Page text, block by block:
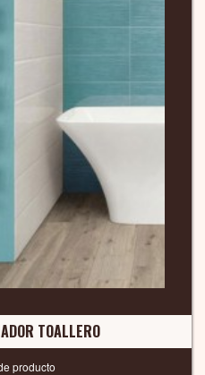
TOALLERO
producto